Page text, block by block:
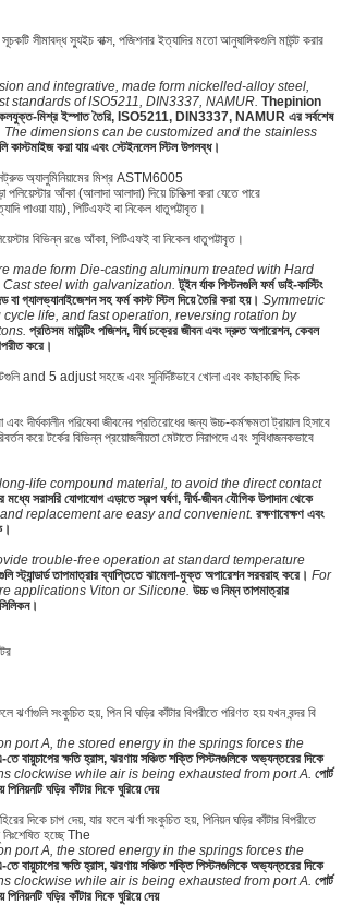
সীমাবদ্ধ স্যুইচ বাক্স, পজিশনার ইত্যাদির মতো আনুষাঙ্গিকগুলি মাউন্ট করার
and integrative, made form nickelled-alloy steel,
standards of ISO5211, DIN3337, NAMUR. Thepinion
মিশ্র ইস্পাত তৈরি, ISO5211, DIN3337, NAMUR এর সর্বশেষ
The dimensions can be customized and the stainless
কাস্টমাইজ করা যায় এবং স্টেইনলেস স্টিল উপলব্ধ।
অ্যালুমিনিয়ামের মিশ্র ASTM6005
আঁকা (আলাদা আলাদা) দিয়ে চিকিত্সা করা যেতে পারে
পাওয়া যায়), পিটিএফই বা নিকেল ধাতুপট্টাবৃত।
বিভিন্ন রঙে আঁকা, পিটিএফই বা নিকেল ধাতুপট্টাবৃত।
made form Die-casting aluminum treated with Hard
steel with galvanization. টুইন র্যাক পিস্টনগুলি ফর্ম ডাই-কাস্টিং
বা গ্যালভ্যানাইজেশন সহ ফর্ম কাস্ট স্টিল দিয়ে তৈরি করা হয়। Symmetric
life, and fast operation, reversing rotation by
প্রতিসম মাউন্টিং পজিশন, দীর্ঘ চক্রের জীবন এবং দ্রুত অপারেশন, কেবল
করে।
and 5 adjust সহজে এবং সুনির্দিষ্টভাবে খোলা এবং কাছাকাছি দিক
দীর্ঘকালীন পরিষেবা জীবনের প্রতিরোধের জন্য উচ্চ-কর্মক্ষমতা ট্রায়াল হিসাবে
করে টর্কের বিভিন্ন প্রয়োজনীয়তা মেটাতে নিরাপদে এবং সুবিধাজনকভাবে
life compound material, to avoid the direct contact
মধ্যে সরাসরি যোগাযোগ এড়াতে স্বল্প ঘর্ষণ, দীর্ঘ-জীবন যৌগিক উপাদান থেকে
replacement are easy and convenient. রক্ষণাবেক্ষণ এবং
trouble-free operation at standard temperature
স্ট্যান্ডার্ড তাপমাত্রার ব্যাপ্তিতে ঝামেলা-মুক্ত অপারেশন সরবরাহ করে। For
applications Viton or Silicone. উচ্চ ও নিম্ন তাপমাত্রার
ঝর্ণাগুলি সংকুচিত হয়, পিন বি ঘড়ির কাঁটার বিপরীতে পরিণত হয় যখন বন্দর বি
port A, the stored energy in the springs forces the
তে বায়ুচাপের ক্ষতি হ্রাস, ঝরণায় সঞ্চিত শক্তি পিস্টনগুলিকে অভ্যন্তরের দিকে
clockwise while air is being exhausted from port A. পোর্ট
ঘড়ির কাঁটার দিকে ঘুরিয়ে দেয়
দিকে চাপ দেয়, যার ফলে ঝর্ণা সংকুচিত হয়, পিনিয়ন ঘড়ির কাঁটার বিপরীতে
হচ্ছে The
port A, the stored energy in the springs forces the
তে বায়ুচাপের ক্ষতি হ্রাস, ঝরণায় সঞ্চিত শক্তি পিস্টনগুলিকে অভ্যন্তরের দিকে
clockwise while air is being exhausted from port A. পোর্ট
ঘড়ির কাঁটার দিকে ঘুরিয়ে দেয়